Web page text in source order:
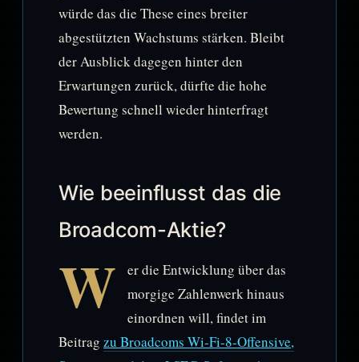
würde das die These eines breiter
abgestützten Wachstums stärken. Bleibt
der Ausblick dagegen hinter den
Erwartungen zurück, dürfte die hohe
Bewertung schnell wieder hinterfragt
werden.
Wie beeinflusst das die
Broadcom-Aktie?
W
er die Entwicklung über das
morgige Zahlenwerk hinaus
einordnen will, findet im
Beitrag zu Broadcoms Wi‑Fi‑8-Offensive,